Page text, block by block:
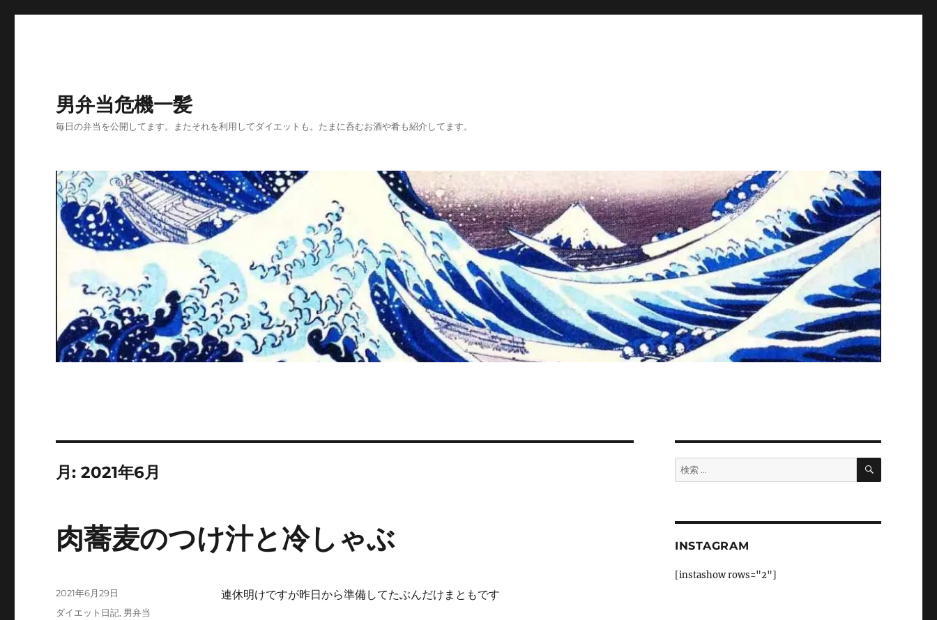
男弁当危機一髪
毎日の弁当を公開してます。またそれを利用してダイエットも。たまに呑むお酒や肴も紹介してます。
月:2021年6月
肉蕎麦のつけ汁と冷しゃぶ
連休明けですが昨日から準備してたぶんだけまともです
投
稿
2021年6月29日
カ
ダイエット日記, 男弁当
検
索:
検
INSTAGRAM
[instashow rows="2"]